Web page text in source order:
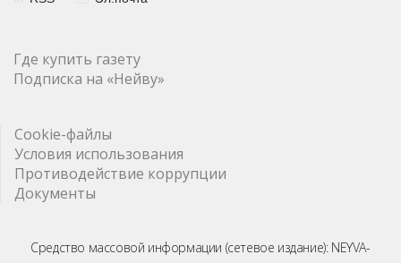
Где купить газету
Подписка на «Нейву»
Cookie-файлы
Условия использования
Противодействие коррупции
Документы
Средство массовой информации (сетевое издание): NEYVA-